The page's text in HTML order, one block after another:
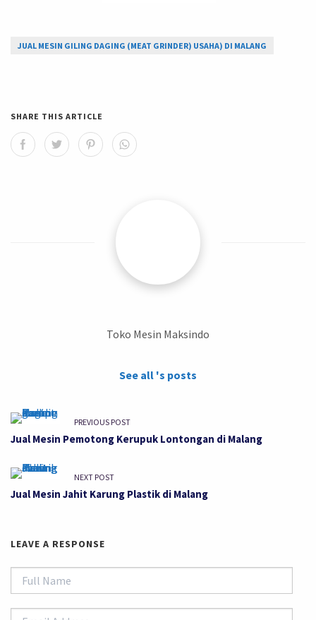
JUAL MESIN GILING DAGING (MEAT GRINDER) USAHA) DI MALANG
SHARE THIS ARTICLE
Toko Mesin Maksindo
See all 's posts
PREVIOUS POST
Jual Mesin Pemotong Kerupuk Lontongan di Malang
NEXT POST
Jual Mesin Jahit Karung Plastik di Malang
LEAVE A RESPONSE